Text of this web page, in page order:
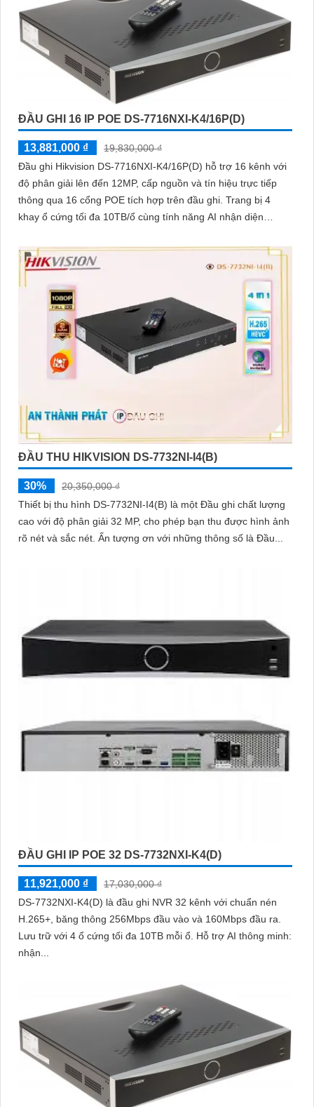
ĐẦU GHI 16 IP POE DS-7716NXI-K4/16P(D)
13,881,000 ₫
19,830,000 ₫
Đầu ghi Hikvision DS-7716NXI-K4/16P(D) hỗ trợ 16 kênh với
độ phân giải lên đến 12MP, cấp nguồn và tín hiệu trực tiếp
thông qua 16 cổng POE tích hợp trên đầu ghi. Trang bị 4
khay ổ cứng tối đa 10TB/ổ cùng tính năng AI nhận diện
ĐẦU THU HIKVISION DS-7732NI-I4(B)
30%
20,350,000 ₫
Thiết bị thu hình DS-7732NI-I4(B) là một Đầu ghi chất lượng
cao với độ phân giải 32 MP, cho phép bạn thu được hình ảnh
rõ nét và sắc nét. Ấn tượng ơn với những thông số là Đầu...
ĐẦU GHI IP POE 32 DS-7732NXI-K4(D)
11,921,000 ₫
17,030,000 ₫
DS-7732NXI-K4(D) là đầu ghi NVR 32 kênh với chuẩn nén
H.265+, băng thông 256Mbps đầu vào và 160Mbps đầu ra.
Lưu trữ với 4 ổ cứng tối đa 10TB mỗi ổ. Hỗ trợ AI thông minh:
nhận...